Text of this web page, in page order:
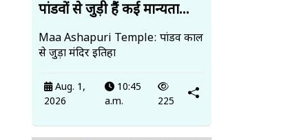
पांडवों से जुड़ी हैं कई मान्यता...
Maa Ashapuri Temple: पांडव काल
से जुड़ा मंदिर इतिहा
Aug. 1,
2026
10:45
a.m.
225